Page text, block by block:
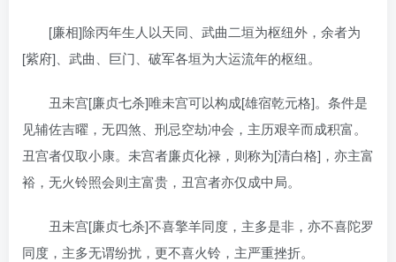
[廉相]除丙年生人以天同、武曲二垣为枢纽外，余者为
[紫府]、武曲、巨门、破军各垣为大运流年的枢纽。
丑未宫[廉贞七杀]唯未宫可以构成[雄宿乾元格]。条件是
见辅佐吉曜，无四煞、刑忌空劫冲会，主历艰辛而成积富。
丑宫者仅取小康。未宫者廉贞化禄，则称为[清白格]，亦主富
裕，无火铃照会则主富贵，丑宫者亦仅成中局。
丑未宫[廉贞七杀]不喜擎羊同度，主多是非，亦不喜陀罗
同度，主多无谓纷扰，更不喜火铃，主严重挫折。